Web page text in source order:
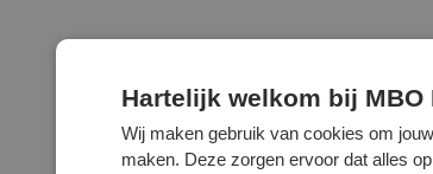
Hartelijk welkom bij MBO
Wij maken gebruik van cookies om
maken. Deze zorgen ervoor dat alles